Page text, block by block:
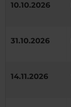
10.10.2026
31.10.2026
14.11.2026